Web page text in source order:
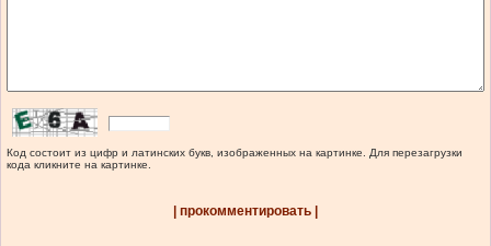
Код состоит из цифр и латинских букв, изображенных на картинке. Для перезагрузки
кода кликните на картинке.
| прокомментировать |